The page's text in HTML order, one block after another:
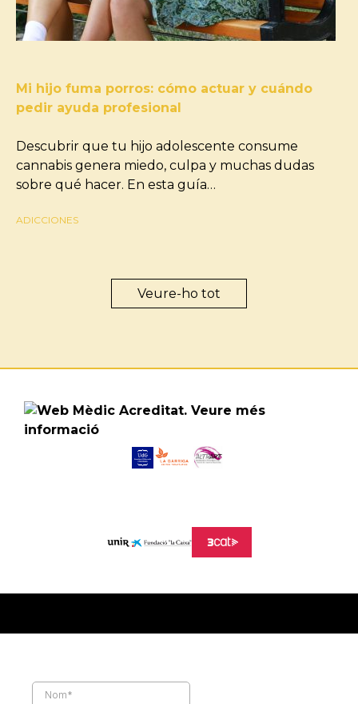
Mi hijo fuma porros: cómo actuar y cuándo
pedir ayuda profesional
Descubrir que tu hijo adolescente consume
cannabis genera miedo, culpa y muchas dudas
sobre qué hacer. En esta guía…
ADICCIONES
Veure-ho tot